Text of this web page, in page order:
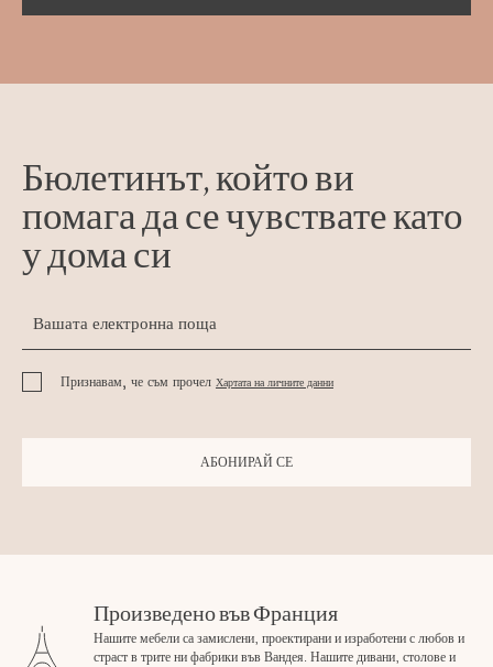
Бюлетинът, който ви
помага да се чувствате като
у дома си
Признавам, че съм прочел Хартата на личните данни
АБОНИРАЙ СЕ
Произведено във Франция
Нашите мебели са замислени, проектирани и изработени с любов и
страст в трите ни фабрики във Вандея. Нашите дивани, столове и